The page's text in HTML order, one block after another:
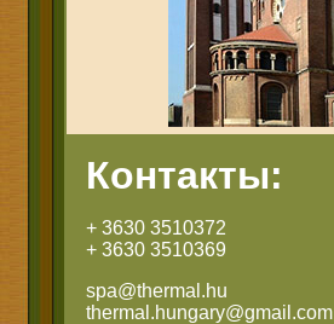
Контакты:
+ 3630 3510372
+ 3630 3510369
spa@thermal.hu
thermal.hungary@gmail.com